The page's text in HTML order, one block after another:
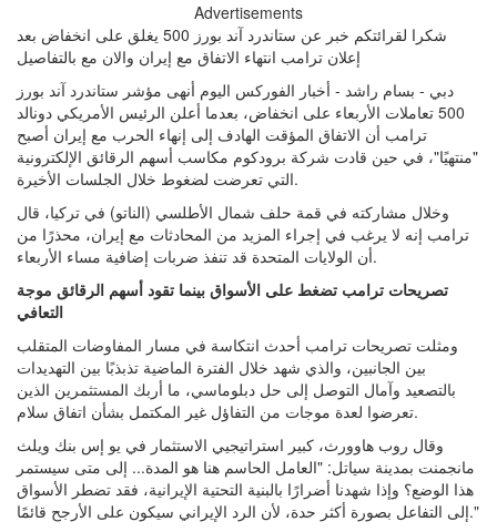
Advertisements
شكرا لقرائتكم خبر عن ستاندرد آند بورز 500 يغلق على انخفاض بعد
إعلان ترامب انتهاء الاتفاق مع إيران والان مع بالتفاصيل
دبي - بسام راشد - أخبار الفوركس اليوم أنهى مؤشر ستاندرد آند بورز
500 تعاملات الأربعاء على انخفاض، بعدما أعلن الرئيس الأمريكي دونالد
ترامب أن الاتفاق المؤقت الهادف إلى إنهاء الحرب مع إيران أصبح
"منتهيًا"، في حين قادت شركة برودكوم مكاسب أسهم الرقائق الإلكترونية
التي تعرضت لضغوط خلال الجلسات الأخيرة.
وخلال مشاركته في قمة حلف شمال الأطلسي (الناتو) في تركيا، قال
ترامب إنه لا يرغب في إجراء المزيد من المحادثات مع إيران، محذرًا من
أن الولايات المتحدة قد تنفذ ضربات إضافية مساء الأربعاء.
تصريحات ترامب تضغط على الأسواق بينما تقود أسهم الرقائق موجة
التعافي
ومثلت تصريحات ترامب أحدث انتكاسة في مسار المفاوضات المتقلب
بين الجانبين، والذي شهد خلال الفترة الماضية تذبذبًا بين التهديدات
بالتصعيد وآمال التوصل إلى حل دبلوماسي، ما أربك المستثمرين الذين
تعرضوا لعدة موجات من التفاؤل غير المكتمل بشأن اتفاق سلام.
وقال روب هاوورث، كبير استراتيجيي الاستثمار في يو إس بنك ويلث
مانجمنت بمدينة سياتل: "العامل الحاسم هنا هو المدة... إلى متى سيستمر
هذا الوضع؟ وإذا شهدنا أضرارًا بالبنية التحتية الإيرانية، فقد تضطر الأسواق
إلى التفاعل بصورة أكثر حدة، لأن الرد الإيراني سيكون على الأرجح قائمًا."